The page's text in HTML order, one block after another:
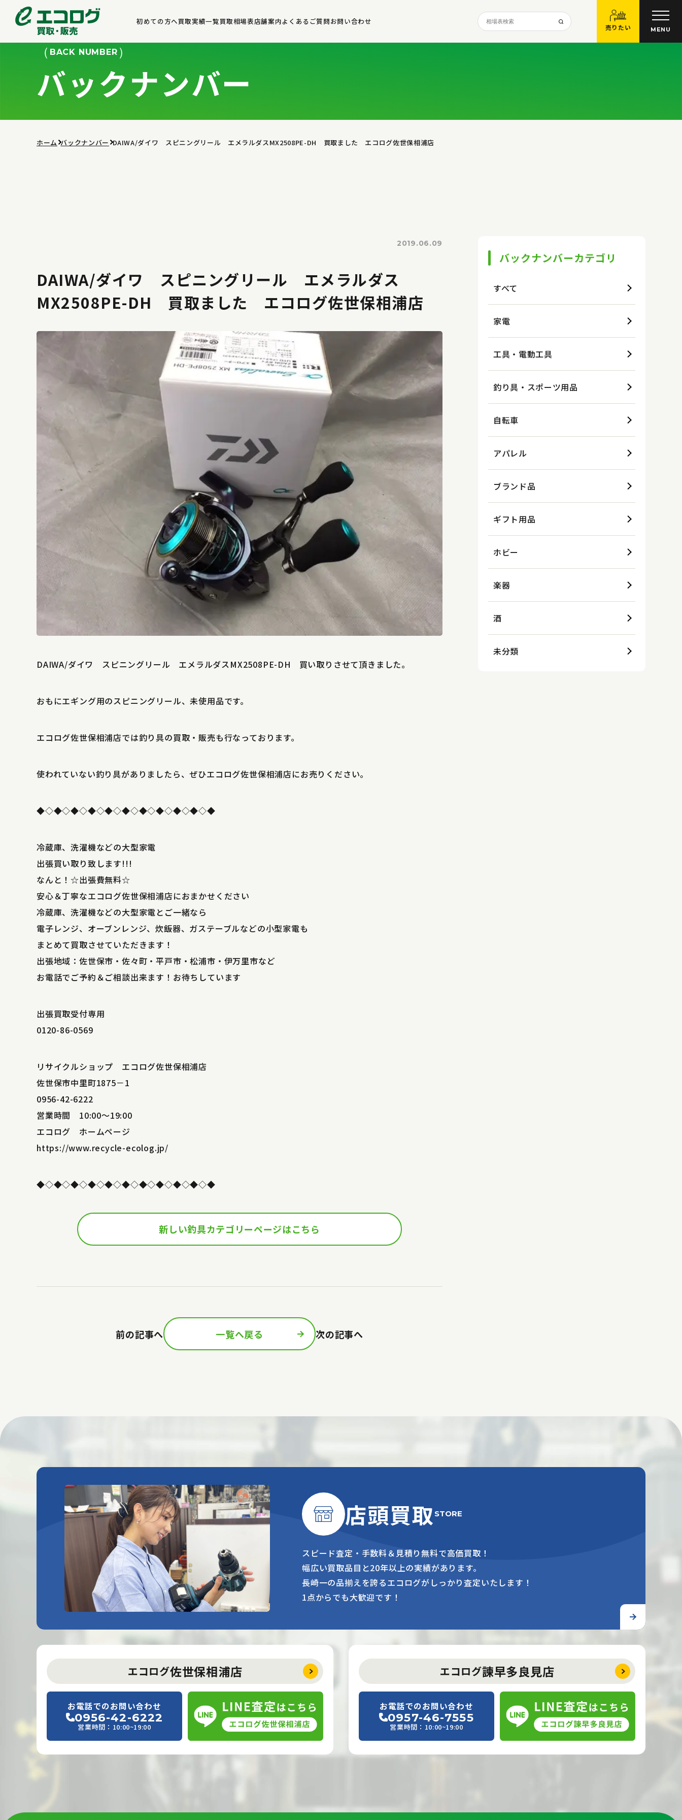
初めての方へ買取実績一覧買取相場表店舗案内よくあるご質問お問い合わせ
売りたい MENU
BACK NUMBER
バックナンバー
ホーム バックナンバー DAIWA/ダイワ スピニングリール エメラルダスMX2508PE-DH 買取ました エコログ佐世保相浦店
2019.06.09
DAIWA/ダイワ スピニングリール エメラルダス
MX2508PE-DH 買取ました エコログ佐世保相浦店
DAIWA/ダイワ スピニングリール エメラルダスMX2508PE-DH 買い取りさせて頂きました。
おもにエギング用のスピニングリール、未使用品です。
エコログ佐世保相浦店では釣り具の買取・販売も行なっております。
使われていない釣り具がありましたら、ぜひエコログ佐世保相浦店にお売りください。
◆◇◆◇◆◇◆◇◆◇◆◇◆◇◆◇◆◇◆◇◆
冷蔵庫、洗濯機などの大型家電
出張買い取り致します!!!
なんと！☆出張費無料☆
安心＆丁寧なエコログ佐世保相浦店におまかせください
冷蔵庫、洗濯機などの大型家電とご一緒なら
電子レンジ、オーブンレンジ、炊飯器、ガステーブルなどの小型家電も
まとめて買取させていただきます！
出張地域：佐世保市・佐々町・平戸市・松浦市・伊万里市など
お電話でご予約＆ご相談出来ます！お待ちしています
出張買取受付専用
0120-86-0569
リサイクルショップ エコログ佐世保相浦店
佐世保市中里町1875－1
0956-42-6222
営業時間 10:00～19:00
エコログ ホームページ
https://www.recycle-ecolog.jp/
◆◇◆◇◆◇◆◇◆◇◆◇◆◇◆◇◆◇◆◇◆
新しい釣具カテゴリーページはこちら
前の記事へ 一覧へ戻る 次の記事へ
バックナンバーカテゴリ
すべて
家電
工具・電動工具
釣り具・スポーツ用品
自転車
アパレル
ブランド品
ギフト用品
ホビー
楽器
酒
未分類
店頭買取 STORE
スピード査定・手数料＆見積り無料で高価買取！
幅広い買取品目と20年以上の実績があります。
長崎一の品揃えを誇るエコログがしっかり査定いたします！
1点からでも大歓迎です！
エコログ佐世保相浦店
お電話でのお問い合わせ
0956-42-6222
営業時間：10:00~19:00
エコログ諫早多良見店
お電話でのお問い合わせ
0957-46-7555
営業時間：10:00~19:00